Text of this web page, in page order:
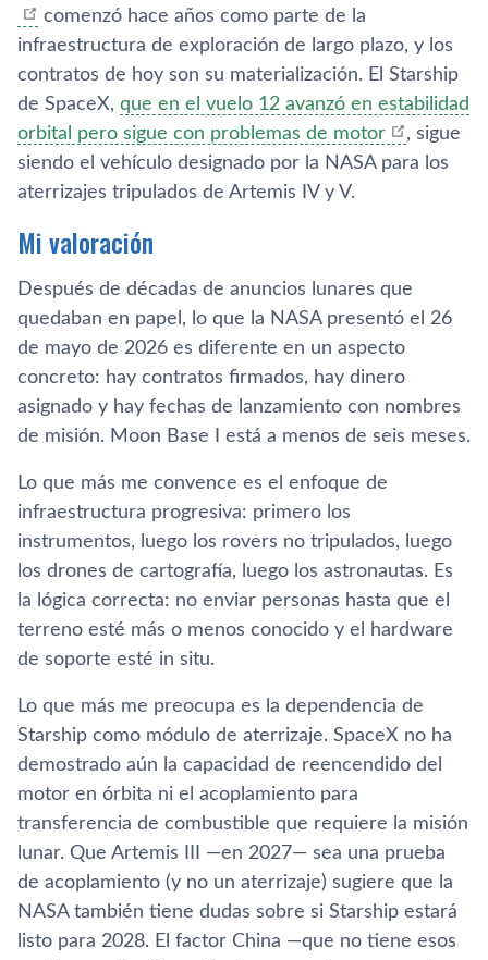
comenzó hace años como parte de la
infraestructura de exploración de largo plazo, y los
contratos de hoy son su materialización. El Starship
de SpaceX, que en el vuelo 12 avanzó en estabilidad
orbital pero sigue con problemas de motor
, sigue
siendo el vehículo designado por la NASA para los
aterrizajes tripulados de Artemis IV y V.
Mi valoración
Después de décadas de anuncios lunares que
quedaban en papel, lo que la NASA presentó el 26
de mayo de 2026 es diferente en un aspecto
concreto: hay contratos firmados, hay dinero
asignado y hay fechas de lanzamiento con nombres
de misión. Moon Base I está a menos de seis meses.
Lo que más me convence es el enfoque de
infraestructura progresiva: primero los
instrumentos, luego los rovers no tripulados, luego
los drones de cartografía, luego los astronautas. Es
la lógica correcta: no enviar personas hasta que el
terreno esté más o menos conocido y el hardware
de soporte esté in situ.
Lo que más me preocupa es la dependencia de
Starship como módulo de aterrizaje. SpaceX no ha
demostrado aún la capacidad de reencendido del
motor en órbita ni el acoplamiento para
transferencia de combustible que requiere la misión
lunar. Que Artemis III —en 2027— sea una prueba
de acoplamiento (y no un aterrizaje) sugiere que la
NASA también tiene dudas sobre si Starship estará
listo para 2028. El factor China —que no tiene esos